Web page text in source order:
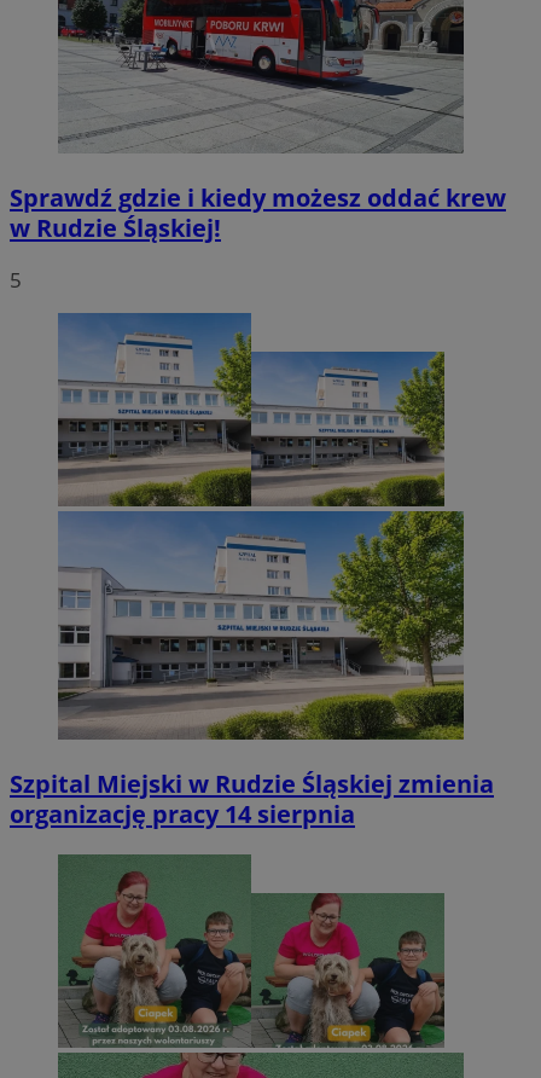
Sprawdź gdzie i kiedy możesz oddać krew
w Rudzie Śląskiej!
5
Szpital Miejski w Rudzie Śląskiej zmienia
organizację pracy 14 sierpnia